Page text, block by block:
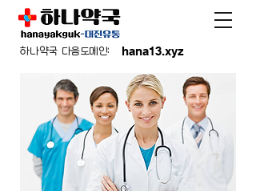
hana13.xyz
하나약국 다음도메인: